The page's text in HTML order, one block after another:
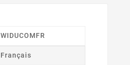
WIDUCOMFR
Français